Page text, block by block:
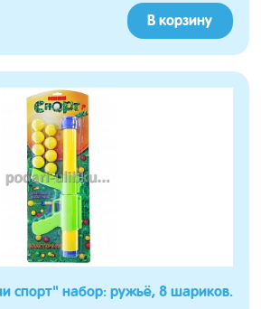
В корзину
спорт" набор: ружьё, 8 шариков.